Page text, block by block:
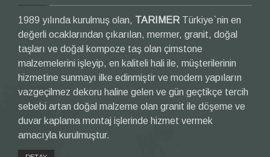
1989 yılında kurulmuş olan, TARIMER Türkiye`nin en
değerli ocaklarından çıkarılan, mermer, granit, doğal
taşları ve doğal kompoze taş olan çimstone
malzemelerini işleyip, en kaliteli hali ile, müşterilerinin
hizmetine sunmayı ilke edinmiştir ve modern yapıların
vazgeçilmez dekoru haline gelen ve gün geçtikçe tercih
sebebi artan doğal malzeme olan granit ile döşeme ve
duvar kaplama montaj işlerinde hizmet vermek
amacıyla kurulmuştur.